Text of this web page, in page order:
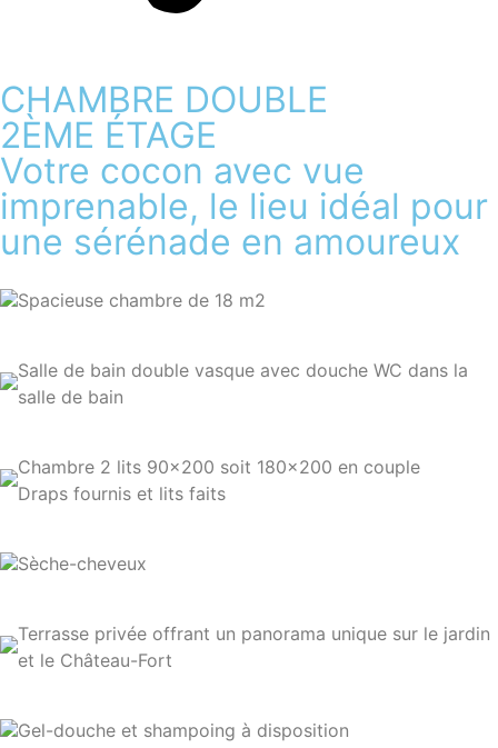
CHAMBRE DOUBLE
2ÈME ÉTAGE
Votre cocon avec vue
imprenable, le lieu idéal pour
une sérénade en amoureux
Spacieuse chambre de 18 m2
Salle de bain double vasque avec douche WC dans la
salle de bain
Chambre 2 lits 90×200 soit 180×200 en couple
Draps fournis et lits faits
Sèche-cheveux
Terrasse privée offrant un panorama unique sur le jardin
et le Château-Fort
Gel-douche et shampoing à disposition